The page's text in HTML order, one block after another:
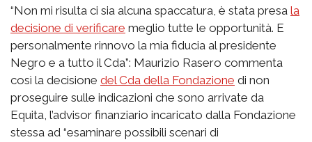
“Non mi risulta ci sia alcuna spaccatura, è stata presa la
decisione di verificare meglio tutte le opportunità. E
personalmente rinnovo la mia fiducia al presidente
Negro e a tutto il Cda”: Maurizio Rasero commenta
così la decisione del Cda della Fondazione di non
proseguire sulle indicazioni che sono arrivate da
Equita, l’advisor finanziario incaricato dalla Fondazione
stessa ad “esaminare possibili scenari di